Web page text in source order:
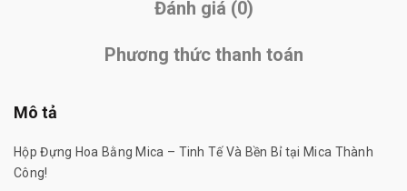
Đánh giá (0)
Phương thức thanh toán
Mô tả
Hộp Đựng Hoa Bằng Mica – Tinh Tế Và Bền Bỉ tại Mica Thành
Công!